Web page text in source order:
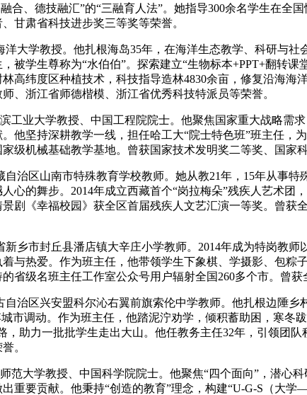
片库 热播榜 总台企业白名单
合、德技融汇”的“三融育人法”。她指导300余名学生在全
甘肃省科技进步奖三等奖等荣誉。
学教授。他扎根海岛35年，在海洋生态教学、科研与社
被学生尊称为“水伯伯”。探索建立“生物标本+PPT+翻转
高纬度区种植技术，科技指导造林4830余亩，修复沿海海
、浙江省师德楷模、浙江省优秀科技特派员等荣誉。
业大学教授、中国工程院院士。他聚焦国家重大战略需
他坚持深耕教学一线，担任哈工大“院士特色班”班主任，
级机械基础教学基地。曾获国家技术发明奖二等奖、国家
区山南市特殊教育学校教师。她从教21年，15年从事特
心的舞步。2014年成立西藏首个“岗拉梅朵”残疾人艺术团
剧《幸福校园》获全区首届残疾人文艺汇演一等奖。曾
市封丘县潘店镇大辛庄小学教师。2014年成为特岗教师
与热爱。作为班主任，他带领学生下象棋、学摄影、包粽
省级名班主任工作室公众号用户辐射全国260多个市。曾
区兴安盟科尔沁右翼前旗索伦中学教师。他扎根边陲乡
市调动。作为班主任，他踏泥泞劝学，倾积蓄助困，寒冬
助力一批批学生走出大山。他任教务主任32年，引领团
。
大学教授、中国科学院院士。他聚焦“四个面向”，潜心
重要贡献。他秉持“创造的教育”理念，构建“U-G-S（大